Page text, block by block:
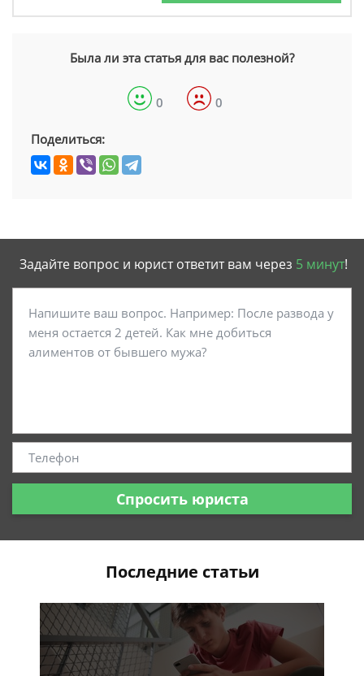
Была ли эта статья для вас полезной?
0 0
Поделиться:
Задайте вопрос и юрист ответит вам через 5 минут!
Спросить юриста
Последние статьи